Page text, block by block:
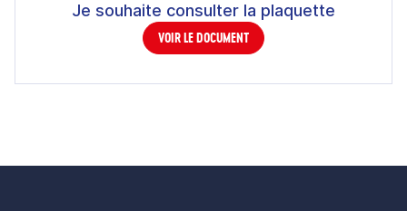
Je souhaite consulter la plaquette
VOIR LE DOCUMENT